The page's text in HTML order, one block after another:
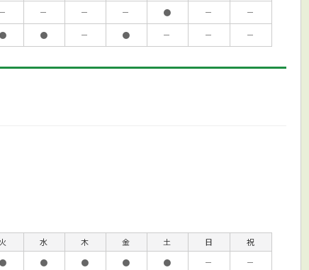
－ － － － ● －
－
● ● － ● － － －
火 水 木 金 土 日
祝
● ● ● ● ● －
－